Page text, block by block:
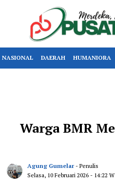
NASIONAL DAERAH HUMANIORA
Warga BMR
Agung Gumelar - Penulis
Selasa, 10 Februari 2026 - 14:22